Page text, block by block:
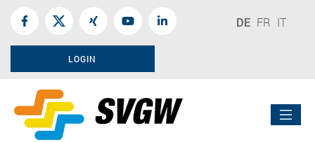
DE FR IT
LOGIN